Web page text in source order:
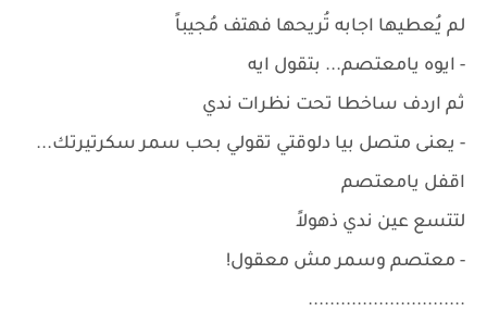
لم يُعطيها اجابه تُريحها فهتف مُجيباً
- ايوه يامعتصم... بتقول ايه
ثم اردف ساخطا تحت نظرات ندي
- يعنى متصل بيا دلوقتي تقولي بحب سمر سكرتيرتك...
اقفل يامعتصم
لتتسع عين ندي ذهولاً
- معتصم وسمر مش معقول!
.............................